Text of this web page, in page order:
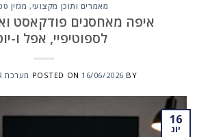
מאמרים ותוכן מקצועי, מגזין
איפה מאחסנים פודקאסט
לספוטיפיי, אפל ו-
POSTED ON 16/06/2026 BY מערכת VIEW CENTER
16
יונ